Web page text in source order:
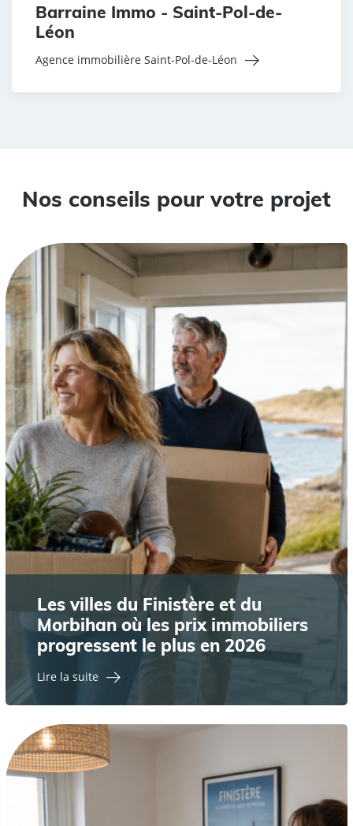
Barraine Immo - Saint-Pol-de-
Léon
Agence immobilière Saint-Pol-de-Léon
Nos conseils pour votre projet
Les villes du Finistère et du
Morbihan où les prix immobiliers
progressent le plus en 2026
Lire la suite